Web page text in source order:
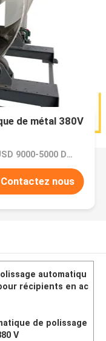
de métal 380V
Prix：USD 9000-5000 Dollar per set
Contactez nous
automatiqu
récipients en ac
de polissage
V